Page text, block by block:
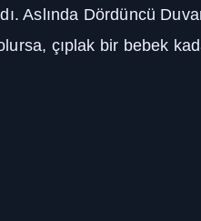
Aslında Dördüncü
çıplak bir bebek